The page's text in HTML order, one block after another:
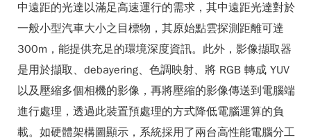
中遠距的光達以滿足高速運行的需求，其中遠距光達對於
一般小型汽車大小之目標物，其原始點雲探測距離可達
300m，能提供充足的環境深度資訊。此外，影像擷取器
是用於擷取、debayering、色調映射、將 RGB 轉成 YUV
以及壓縮多個相機的影像，再將壓縮的影像傳送到電腦端
進行處理，透過此裝置預處理的方式降低電腦運算的負
載。如硬體架構圖顯示，系統採用了兩台高性能電腦分工